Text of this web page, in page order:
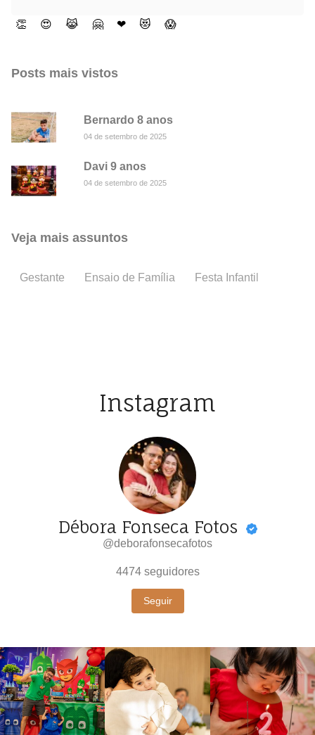
👏 😍 😹 🤗 ❤ 😻 😱
Posts mais vistos
Bernardo 8 anos
04 de setembro de 2025
Davi 9 anos
04 de setembro de 2025
Veja mais assuntos
Gestante Ensaio de Família Festa Infantil
Instagram
Débora Fonseca Fotos
@deborafonsecafotos
4474 seguidores
Seguir